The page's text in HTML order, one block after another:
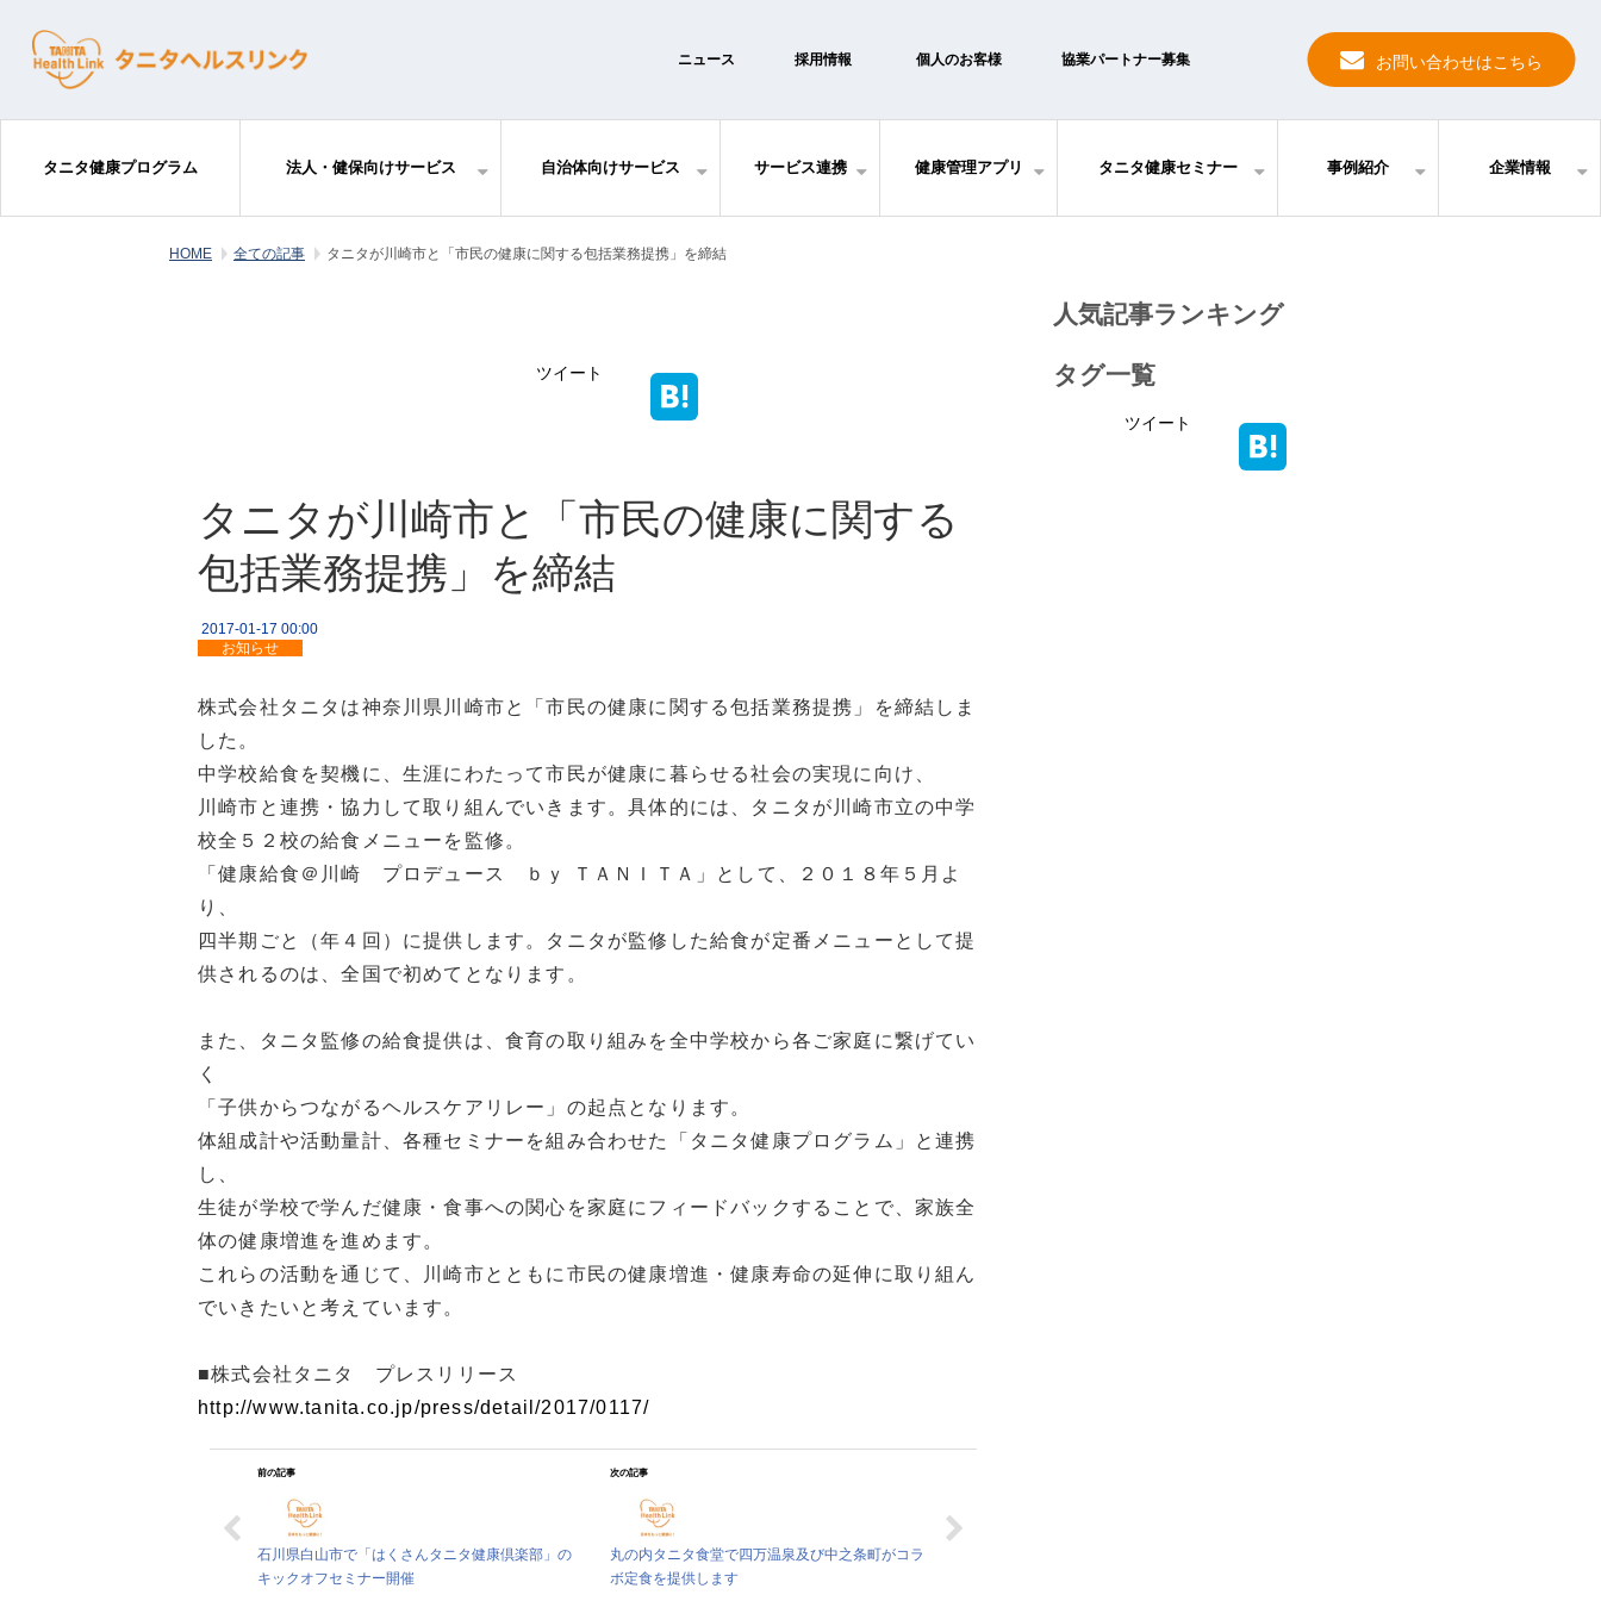
ニュース 採用情報 個人のお客様 協業パートナー募集 お問い合わせはこちら
タニタ健康プログラム 法人・健保向けサービス 自治体向けサービス サービス連携 健康管理アプリ タニタ健康セミナー 事例紹介 企業情報
HOME 全ての記事 タニタが川崎市と「市民の健康に関する包括業務提携」を締結
ツイート
タニタが川崎市と「市民の健康に関する
包括業務提携」を締結
2017-01-17 00:00
お知らせ
株式会社タニタは神奈川県川崎市と「市民の健康に関する包括業務提携」を締結しま
した。
中学校給食を契機に、生涯にわたって市民が健康に暮らせる社会の実現に向け、
川崎市と連携・協力して取り組んでいきます。具体的には、タニタが川崎市立の中学
校全５２校の給食メニューを監修。
「健康給食＠川崎 プロデュース ｂｙ ＴＡＮＩＴＡ」として、２０１８年５月よ
り、
四半期ごと（年４回）に提供します。タニタが監修した給食が定番メニューとして提
供されるのは、全国で初めてとなります。
また、タニタ監修の給食提供は、食育の取り組みを全中学校から各ご家庭に繋げてい
く
「子供からつながるヘルスケアリレー」の起点となります。
体組成計や活動量計、各種セミナーを組み合わせた「タニタ健康プログラム」と連携
し、
生徒が学校で学んだ健康・食事への関心を家庭にフィードバックすることで、家族全
体の健康増進を進めます。
これらの活動を通じて、川崎市とともに市民の健康増進・健康寿命の延伸に取り組ん
でいきたいと考えています。
■株式会社タニタ プレスリリース
http://www.tanita.co.jp/press/detail/2017/0117/
前の記事
石川県白山市で「はくさんタニタ健康倶楽部」の
キックオフセミナー開催
次の記事
丸の内タニタ食堂で四万温泉及び中之条町がコラ
ボ定食を提供します
人気記事ランキング
タグ一覧
ツイート